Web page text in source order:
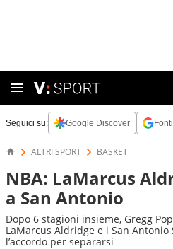
Seguici su: Google Discover
ALTRI SPORT BASKET
NBA: LaMarcus
a San Antonio
Dopo 6 stagioni insieme, Gregg
LaMarcus Aldridge e i San
l’accordo per separarsi